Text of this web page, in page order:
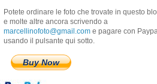
Potete ordinare le foto che trovate in questo
e molte altre ancora scrivendo a
marcellinofoto@gmail.com e pagare con
usando il pulsante qui sotto.
Buy Now